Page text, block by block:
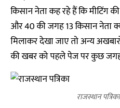
किसान नेता कह रहे हैं कि मीटिंग
और 40 की जगह 13 किसान नेता
मिलाकर देखा जाए तो अन्य
की खबर को पहले पेज पर कुछ
राजस्थान पत्रिका